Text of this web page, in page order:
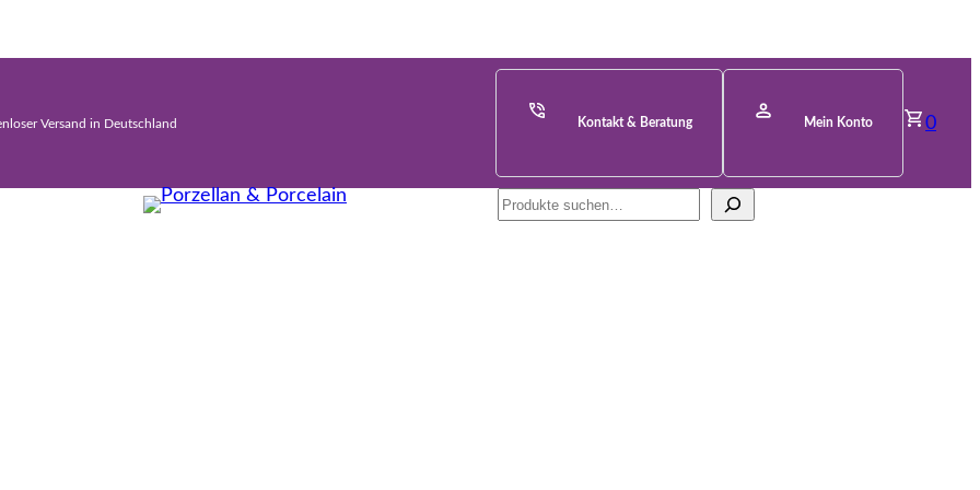
Versand in Deutschland Kontakt & Beratung Mein Konto 0
Suche